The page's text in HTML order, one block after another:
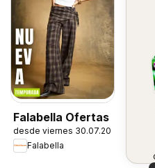
Falabella Ofertas
desde viernes 30.07.2026
Falabella